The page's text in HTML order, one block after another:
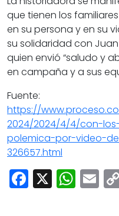
que tienen los
en su persona y en su
su solidaridad con
quien envió “saludo y
en campaña y a sus
Fuente:
https://
2024/2024/4/4/con-
polemica-por-video-
326657.html
X